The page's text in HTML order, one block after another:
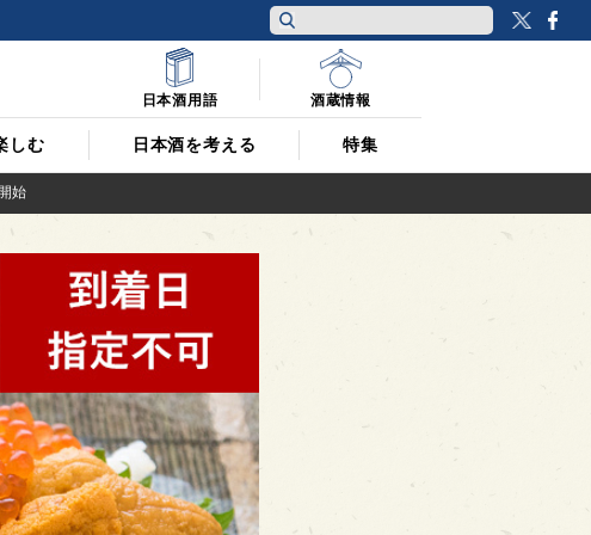
しむ 日本酒を考える 特集
日本酒用語 酒蔵情報
始